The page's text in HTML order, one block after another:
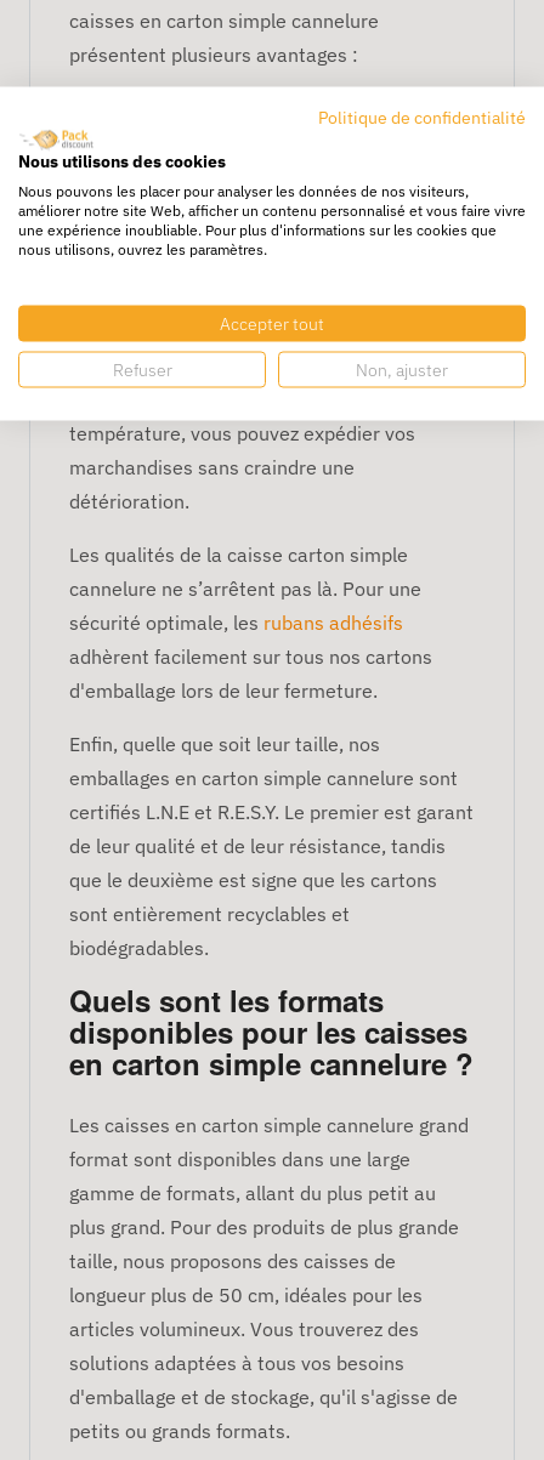
caisses en carton simple cannelure
présentent plusieurs avantages :
Économiques, elles sont idéales pour
expédier vos produits légers, sans risque
d’alourdir les frais de port.
Avec leur extérieur en papier kraft, elles sont
résistantes à l’écrasement, à la compression
protégés pendant la manutention, le stockage
et tout le long du transport. En outre, grâce à
température, vous pouvez expédier vos
marchandises sans craindre une
détérioration.
Les qualités de la caisse carton simple
cannelure ne s’arrêtent pas là. Pour une
sécurité optimale, les rubans adhésifs
adhèrent facilement sur tous nos cartons
d'emballage lors de leur fermeture.
Enfin, quelle que soit leur taille, nos
emballages en carton simple cannelure sont
certifiés L.N.E et R.E.S.Y. Le premier est garant
de leur qualité et de leur résistance, tandis
que le deuxième est signe que les cartons
sont entièrement recyclables et
biodégradables.
Quels sont les formats
disponibles pour les caisses
en carton simple cannelure ?
Les caisses en carton simple cannelure grand
format sont disponibles dans une large
gamme de formats, allant du plus petit au
plus grand. Pour des produits de plus grande
taille, nous proposons des caisses de
longueur plus de 50 cm, idéales pour les
articles volumineux. Vous trouverez des
solutions adaptées à tous vos besoins
d'emballage et de stockage, qu'il s'agisse de
petits ou grands formats.
Politique de confidentialité
Nous utilisons des cookies
Nous pouvons les placer pour analyser les données de nos visiteurs,
améliorer notre site Web, afficher un contenu personnalisé et vous faire vivre
une expérience inoubliable. Pour plus d'informations sur les cookies que
nous utilisons, ouvrez les paramètres.
Accepter tout
Refuser Non, ajuster